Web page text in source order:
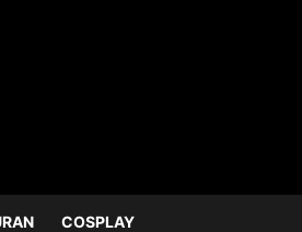
COSPLAY